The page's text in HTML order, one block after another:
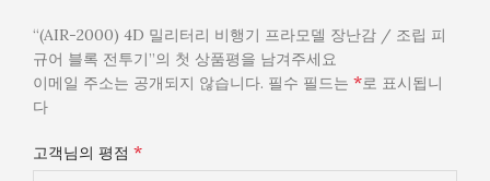
“(AIR-2000) 4D 밀리터리 비행기 프라모델 장난감 / 조립 피
규어 블록 전투기”의 첫 상품평을 남겨주세요
이메일 주소는 공개되지 않습니다. 필수 필드는 *로 표시됩니
다
고객님의 평점 *